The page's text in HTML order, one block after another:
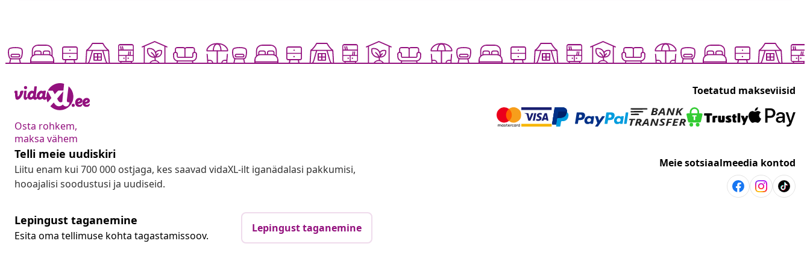
Osta rohkem,
maksa vähem
Toetatud makseviisid
Telli meie uudiskiri
Liitu enam kui 700 000 ostjaga, kes saavad vidaXL-ilt iganädalasi pakkumisi,
hooajalisi soodustusi ja uudiseid.
Meie sotsiaalmeedia kontod
Lepingust taganemine
Esita oma tellimuse kohta tagastamissoov.
Lepingust taganemine